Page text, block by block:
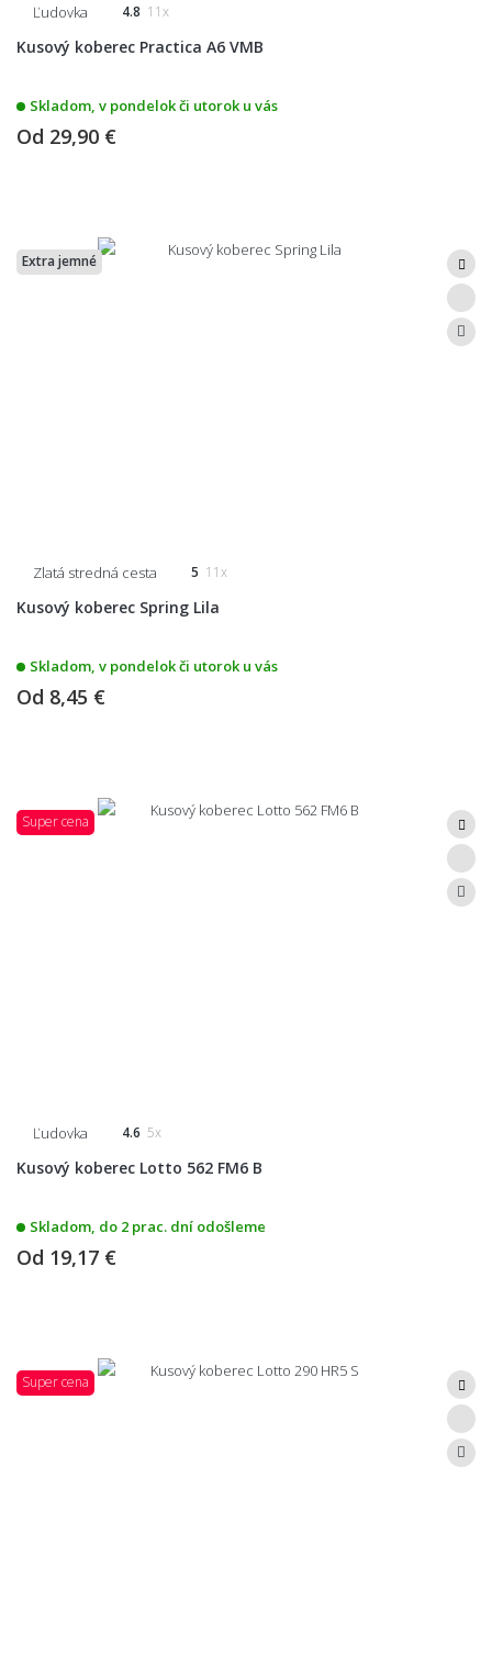
Ľudovka 4.8 11x
Kusový koberec Practica A6 VMB
Skladom, v pondelok či utorok u vás
Od 29,90 €
Extra jemné
Zlatá stredná cesta 5 11x
Kusový koberec Spring Lila
Skladom, v pondelok či utorok u vás
Od 8,45 €
Super cena
Ľudovka 4.6 5x
Kusový koberec Lotto 562 FM6 B
Skladom, do 2 prac. dní odošleme
Od 19,17 €
Super cena